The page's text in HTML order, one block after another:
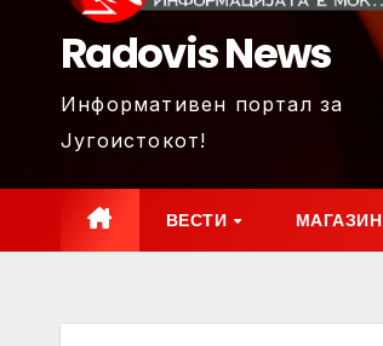
Radovis News
Информативен портал за
Југоистокот!
ВЕСТИ МАГАЗИН